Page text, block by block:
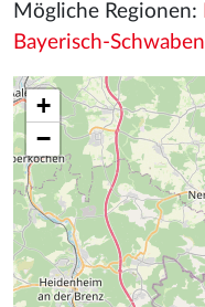
Mögliche Regionen:
Bayerisch-Schwaben
+
−